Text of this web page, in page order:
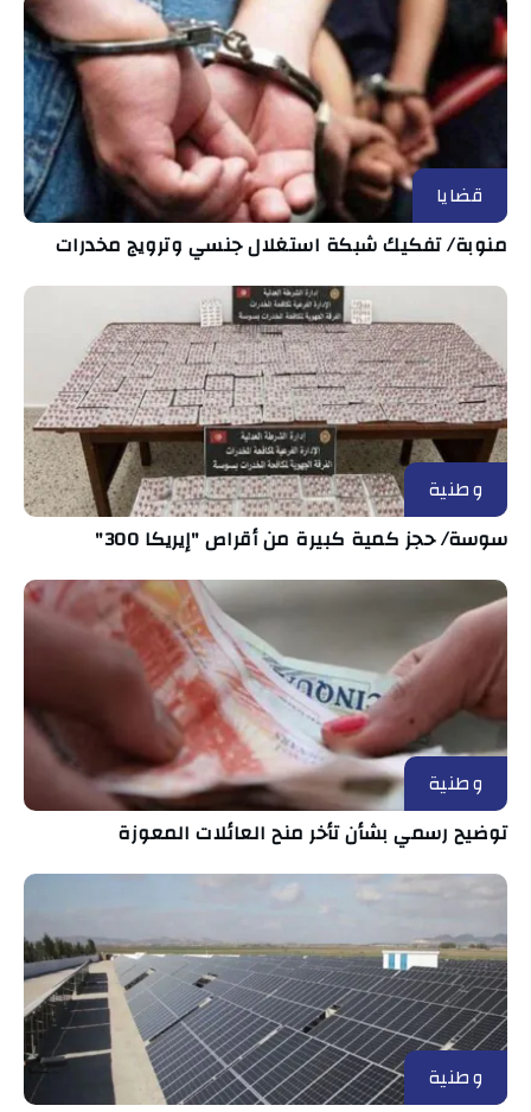
قضايا
منوبة/ تفكيك شبكة استغلال جنسي وترويج مخدرات
وطنية
سوسة/ حجز كمية كبيرة من أقراص "إيريكا 300"
وطنية
توضيح رسمي بشأن تأخر منح العائلات المعوزة
وطنية